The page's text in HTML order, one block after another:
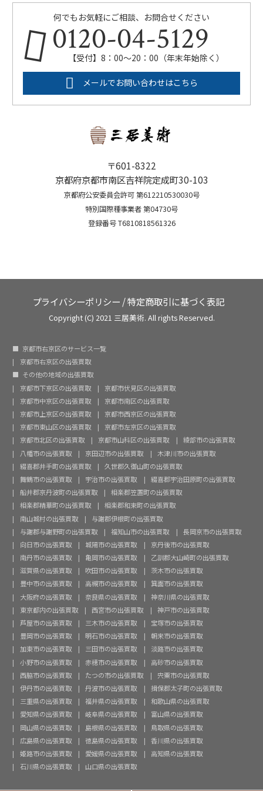
何でもお気軽にご相談、お問合せください
0120-04-5129
【受付】8：00～20：00（年末年始除く）
メールでお問い合わせはこちら
〒601-8322
京都府京都市南区吉祥院定成町30-103
京都府公安委員会許可 第612210530030号
特別国際種事業者 第04730号
登録番号 T6810818561326
プライバシーポリシー /特定商取引に基づく表記
Copyright (C) 2021 三居美術. All rights Reserved.
京都市右京区のサービス一覧
京都市右京区の出張買取
その他の地域の出張買取
京都市下京区の出張買取
京都市伏見区の出張買取
京都市中京区の出張買取
京都市南区の出張買取
京都市上京区の出張買取
京都市西京区の出張買取
京都市東山区の出張買取
京都市左京区の出張買取
京都市北区の出張買取
京都市山科区の出張買取
綾部市の出張買取
八幡市の出張買取
京田辺市の出張買取
木津川市の出張買取
綴喜郡井手町の出張買取
久世郡久御山町の出張買取
舞鶴市の出張買取
宇治市の出張買取
綴喜郡宇治田原町の出張買取
船井郡京丹波町の出張買取
相楽郡笠置町の出張買取
相楽郡精華町の出張買取
相楽郡和束町の出張買取
南山城村の出張買取
与謝郡伊根町の出張買取
与謝郡与謝野町の出張買取
福知山市の出張買取
長岡京市の出張買取
向日市の出張買取
城陽市の出張買取
京丹後市の出張買取
南丹市の出張買取
亀岡市の出張買取
乙訓郡大山崎町の出張買取
滋賀県の出張買取
吹田市の出張買取
茨木市の出張買取
豊中市の出張買取
高槻市の出張買取
箕面市の出張買取
大阪府の出張買取
奈良県の出張買取
神奈川県の出張買取
東京都内の出張買取
西宮市の出張買取
神戸市の出張買取
芦屋市の出張買取
三木市の出張買取
宝塚市の出張買取
豊岡市の出張買取
明石市の出張買取
朝来市の出張買取
加東市の出張買取
三田市の出張買取
淡路市の出張買取
小野市の出張買取
赤穂市の出張買取
高砂市の出張買取
西脇市の出張買取
たつの市の出張買取
宍粟市の出張買取
伊丹市の出張買取
丹波市の出張買取
揖保郡太子町の出張買取
三重県の出張買取
福井県の出張買取
和歌山県の出張買取
愛知県の出張買取
岐阜県の出張買取
富山県の出張買取
岡山県の出張買取
島根県の出張買取
鳥取県の出張買取
広島県の出張買取
徳島県の出張買取
香川県の出張買取
姫路市の出張買取
愛媛県の出張買取
高知県の出張買取
石川県の出張買取
山口県の出張買取